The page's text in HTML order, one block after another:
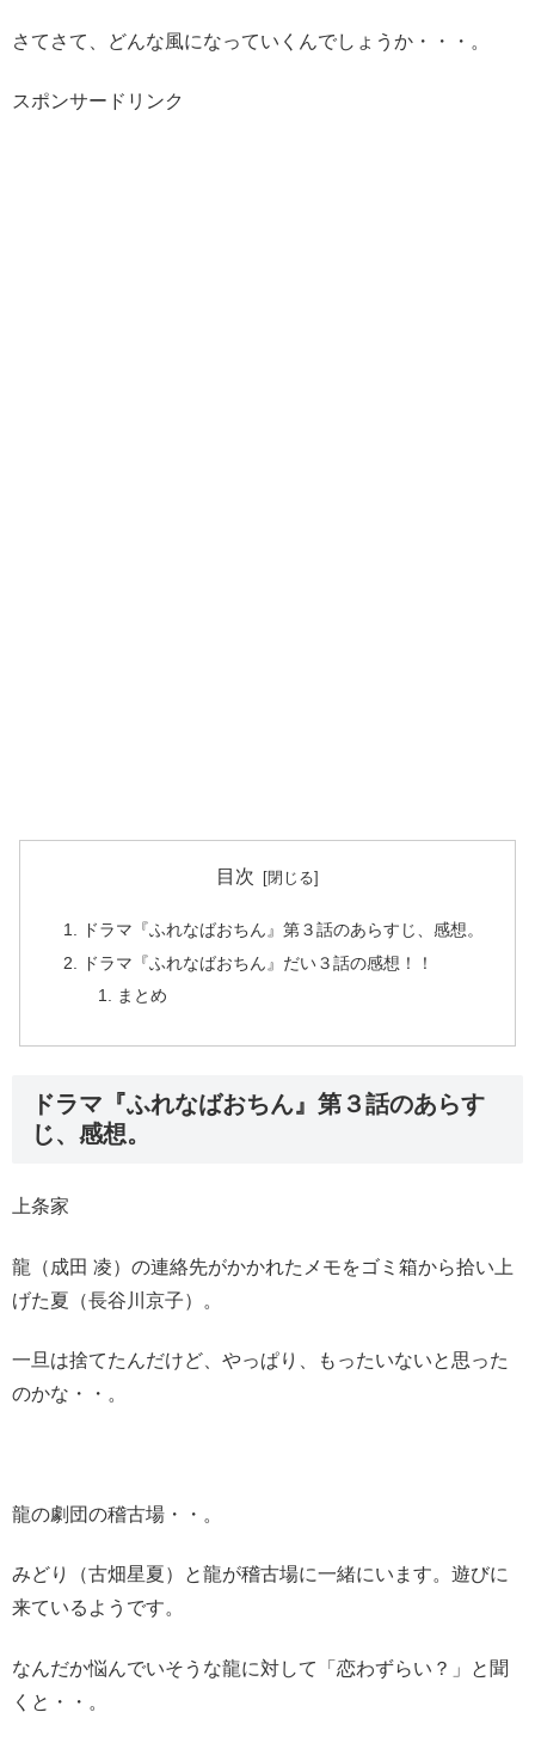
さてさて、どんな風になっていくんでしょうか・・・。
スポンサードリンク
目次
ドラマ『ふれなばおちん』第３話のあらすじ、感想。
ドラマ『ふれなばおちん』だい３話の感想！！
まとめ
ドラマ『ふれなばおちん』第３話のあらす
じ、感想。
上条家
龍（成田 凌）の連絡先がかかれたメモをゴミ箱から拾い上
げた夏（長谷川京子）。
一旦は捨てたんだけど、やっぱり、もったいないと思った
のかな・・。
龍の劇団の稽古場・・。
みどり（古畑星夏）と龍が稽古場に一緒にいます。遊びに
来ているようです。
なんだか悩んでいそうな龍に対して「恋わずらい？」と聞
くと・・。